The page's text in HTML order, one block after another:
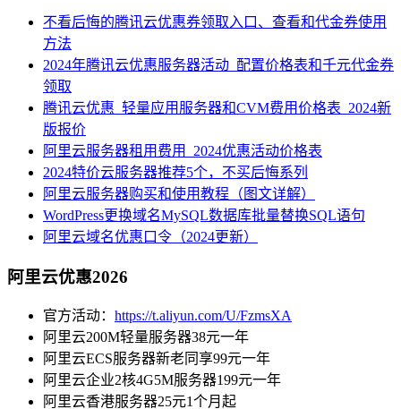
不看后悔的腾讯云优惠券领取入口、查看和代金券使用
方法
2024年腾讯云优惠服务器活动_配置价格表和千元代金券
领取
腾讯云优惠_轻量应用服务器和CVM费用价格表_2024新
版报价
阿里云服务器租用费用_2024优惠活动价格表
2024特价云服务器推荐5个，不买后悔系列
阿里云服务器购买和使用教程（图文详解）
WordPress更换域名MySQL数据库批量替换SQL语句
阿里云域名优惠口令（2024更新）
阿里云优惠2026
官方活动： https://t.aliyun.com/U/FzmsXA
阿里云200M轻量服务器38元一年
阿里云ECS服务器新老同享99元一年
阿里云企业2核4G5M服务器199元一年
阿里云香港服务器25元1个月起